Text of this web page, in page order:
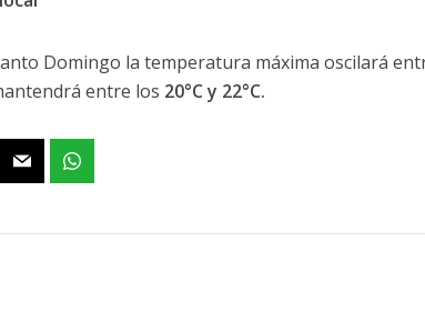
Domingo la temperatura máxima oscilará
entre los 20°C y 22°C.